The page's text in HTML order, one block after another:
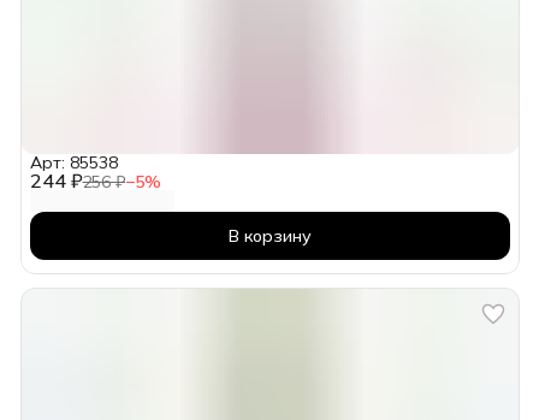
244 ₽256 ₽−5%
Арт: 85538
В корзину